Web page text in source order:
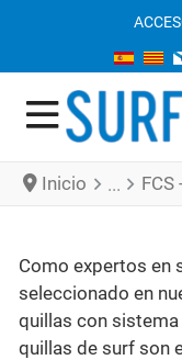
Inicio FCS
Como expertos en
seleccionado en
quillas con sistema
quillas de surf son